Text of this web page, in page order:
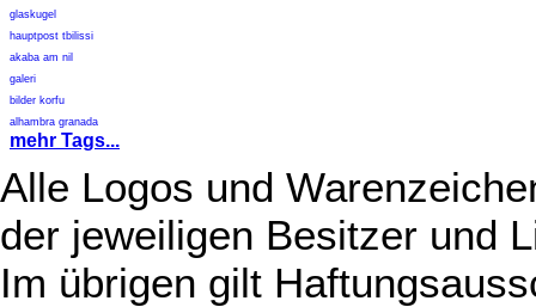
glaskugel
hauptpost tbilissi
akaba am nil
galeri
bilder korfu
alhambra granada
mehr Tags...
Alle Logos und
der jeweiligen Besitzer und
Im übrigen gilt